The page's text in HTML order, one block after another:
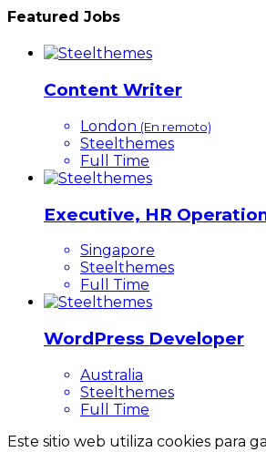
Featured Jobs
Content Writer
London (En remoto)
Steelthemes
Full Time
Executive, HR
Singapore
Steelthemes
Full Time
WordPress Developer
Australia
Steelthemes
Full Time
Este sitio web utiliza cookies para